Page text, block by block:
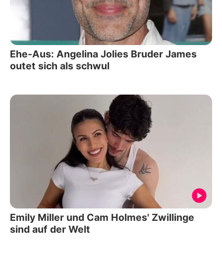
Ehe-Aus: Angelina Jolies Bruder James
outet sich als schwul
Emily Miller und Cam Holmes' Zwillinge
sind auf der Welt